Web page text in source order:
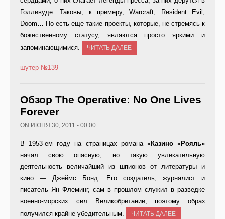
Голливуде. Таковы, к примеру, Warcraft, Resident Evil,
Doom… Но есть еще такие проекты, которые, не стремясь к
божественному статусу, являются просто яркими и
запоминающимися.
ЧИТАТЬ ДАЛЕЕ
шутер №139
Обзор The Operative: No One Lives
Forever
ON ИЮНЯ 30, 2011 - 00:00
В 1953-ем году на страницах романа «Казино «Рояль»
начал свою опасную, но такую увлекательную
деятельность величайший из шпионов от литературы и
кино — Джеймс Бонд. Его создатель, журналист и
писатель Ян Флеминг, сам в прошлом служил в разведке
военно-морских сил Великобритании, поэтому образ
получился крайне убедительным.
ЧИТАТЬ ДАЛЕЕ